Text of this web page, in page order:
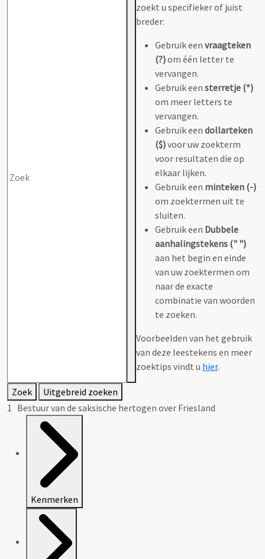
zoekt u specifieker of juist
breder:
Gebruik een vraagteken
(?)om één letter te
vervangen.
Gebruik een sterretje (*)
om meer letters te
vervangen.
Gebruik een dollarteken
($)voor uw zoekterm
voor resultaten die op
elkaar lijken.
Gebruik een minteken (-)
om zoektermen uit te
sluiten.
Gebruik een Dubbele
aanhalingstekens (" ")
aan het begin en einde
van uw zoektermen om
naar de exacte
combinatie van woorden
te zoeken.
Voorbeelden van het gebruik
van deze leestekens en meer
zoektips vindt u hier.
Zoek
Uitgebreid zoeken
1 Bestuur van de saksische hertogen over Friesland
Kenmerken